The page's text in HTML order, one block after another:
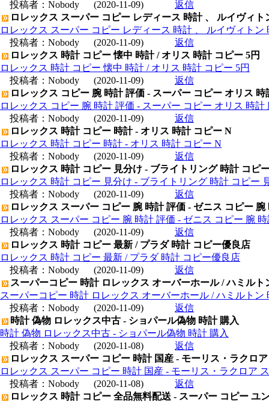
投稿者： Nobody (2020-11-09)
返信
ロレックス スーパー コピー レディース 時計 、 ルイヴィ
ロレックス スーパー コピー レディース 時計 、 ルイヴィト
投稿者： Nobody (2020-11-09)
返信
ロレックス 時計 コピー 懐中 時計 / オリス 時計 コピー 5円
ロレックス 時計 コピー 懐中 時計 / オリス 時計 コピー 5円
投稿者： Nobody (2020-11-09)
返信
ロレックス コピー 腕 時計 評価 - スーパー コピー オリス 時
ロレックス コピー 腕 時計 評価 - スーパー コピー オリス 時計
投稿者： Nobody (2020-11-09)
返信
ロレックス 時計 コピー 時計 - オリス 時計 コピー N
ロレックス 時計 コピー 時計 - オリス 時計 コピー N
投稿者： Nobody (2020-11-09)
返信
ロレックス 時計 コピー 見分け - ブライトリング 時計 コピ
ロレックス 時計 コピー 見分け - ブライトリング 時計 コピー
投稿者： Nobody (2020-11-09)
返信
ロレックス スーパー コピー 腕 時計 評価 - ゼニス コピー 腕
ロレックス スーパー コピー 腕 時計 評価 - ゼニス コピー 腕
投稿者： Nobody (2020-11-09)
返信
ロレックス 時計 コピー 最新 / プラダ 時計 コピー優良店
ロレックス 時計 コピー 最新 / プラダ 時計 コピー優良店
投稿者： Nobody (2020-11-09)
返信
スーパーコピー 時計 ロレックス オーバーホール / ハミル
スーパーコピー 時計 ロレックス オーバーホール / ハミルトン
投稿者： Nobody (2020-11-09)
返信
時計 偽物 ロレックス中古 - ショパール偽物 時計 購入
時計 偽物 ロレックス中古 - ショパール偽物 時計 購入
投稿者： Nobody (2020-11-08)
返信
ロレックス スーパー コピー 時計 国産 - モーリス・ラクロ
ロレックス スーパー コピー 時計 国産 - モーリス・ラクロア
投稿者： Nobody (2020-11-08)
返信
ロレックス 時計 コピー 全品無料配送 - スーパー コピー ユ